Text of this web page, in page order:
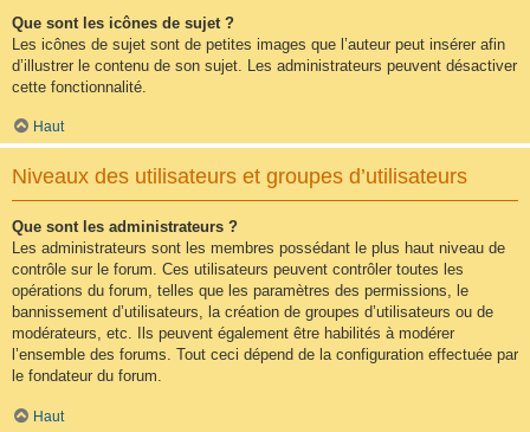
Que sont les icônes de sujet ?
Les icônes de sujet sont de petites images que l’auteur peut insérer afin
d’illustrer le contenu de son sujet. Les administrateurs peuvent désactiver
cette fonctionnalité.
Haut
Niveaux des utilisateurs et groupes d’utilisateurs
Que sont les administrateurs ?
Les administrateurs sont les membres possédant le plus haut niveau de
contrôle sur le forum. Ces utilisateurs peuvent contrôler toutes les
opérations du forum, telles que les paramètres des permissions, le
bannissement d’utilisateurs, la création de groupes d’utilisateurs ou de
modérateurs, etc. Ils peuvent également être habilités à modérer
l’ensemble des forums. Tout ceci dépend de la configuration effectuée par
le fondateur du forum.
Haut